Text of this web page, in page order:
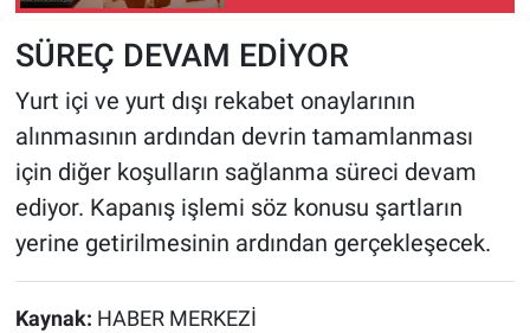
SÜREÇ DEVAM EDİYOR
Yurt içi ve yurt dışı rekabet onaylarının
alınmasının ardından devrin tamamlanması
için diğer koşulların sağlanma süreci devam
ediyor. Kapanış işlemi söz konusu şartların
yerine getirilmesinin ardından gerçekleşecek.
Kaynak: HABER MERKEZİ